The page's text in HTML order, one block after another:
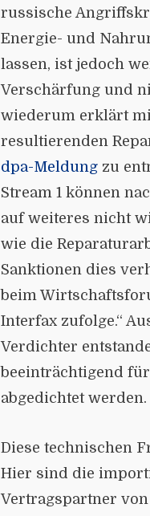
russische
Energie- und
lassen, ist jedoch
Verschärfung und
wiederum erklärt
resultierenden
dpa-Meldung zu
Stream 1 können
auf weiteres nicht
wie die
Sanktionen dies
beim
Interfax zufolge.“
Verdichter
beeinträchtigend
abgedichtet werden.
Diese technischen
Hier sind die
Vertragspartner